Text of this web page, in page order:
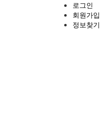
로그인
회원가입
정보찾기